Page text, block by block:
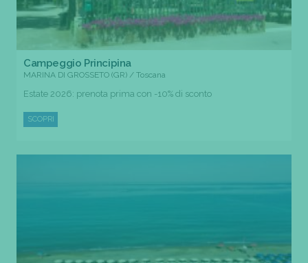
Campeggio Principina
MARINA DI GROSSETO (GR) / Toscana
Estate 2026: prenota prima con -10% di sconto
SCOPRI